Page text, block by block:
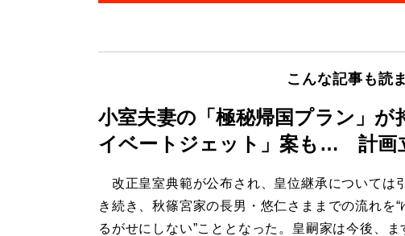
こんな記事も読
小室夫妻の「極秘帰国プラン」
イベートジェット」案も… 計画
改正皇室典範が公布され、皇位継承については引
き続き、秋篠宮家の長男・悠仁さままでの流れを“
るがせにしない”こととなった。皇嗣家は今後、ま